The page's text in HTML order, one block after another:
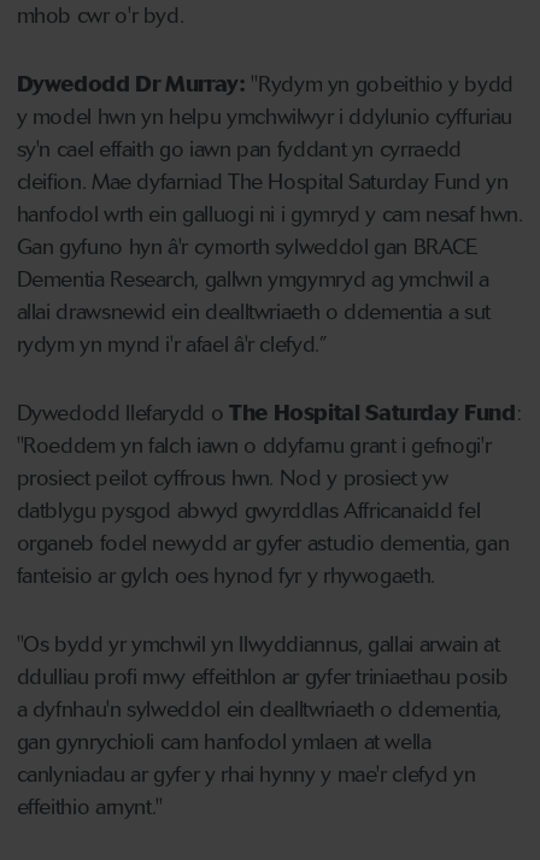
mhob cwr o'r byd.
Dywedodd Dr Murray: "Rydym yn gobeithio y bydd
y model hwn yn helpu ymchwilwyr i ddylunio cyffuriau
sy'n cael effaith go iawn pan fyddant yn cyrraedd
cleifion. Mae dyfarniad The Hospital Saturday Fund yn
hanfodol wrth ein galluogi ni i gymryd y cam nesaf hwn.
Gan gyfuno hyn â'r cymorth sylweddol gan BRACE
Dementia Research, gallwn ymgymryd ag ymchwil a
allai drawsnewid ein dealltwriaeth o ddementia a sut
rydym yn mynd i'r afael â'r clefyd.”
Dywedodd llefarydd o The Hospital Saturday Fund:
"Roeddem yn falch iawn o ddyfarnu grant i gefnogi'r
prosiect peilot cyffrous hwn. Nod y prosiect yw
datblygu pysgod abwyd gwyrddlas Affricanaidd fel
organeb fodel newydd ar gyfer astudio dementia, gan
fanteisio ar gylch oes hynod fyr y rhywogaeth.
"Os bydd yr ymchwil yn llwyddiannus, gallai arwain at
ddulliau profi mwy effeithlon ar gyfer triniaethau posib
a dyfnhau'n sylweddol ein dealltwriaeth o ddementia,
gan gynrychioli cam hanfodol ymlaen at wella
canlyniadau ar gyfer y rhai hynny y mae'r clefyd yn
effeithio arnynt."